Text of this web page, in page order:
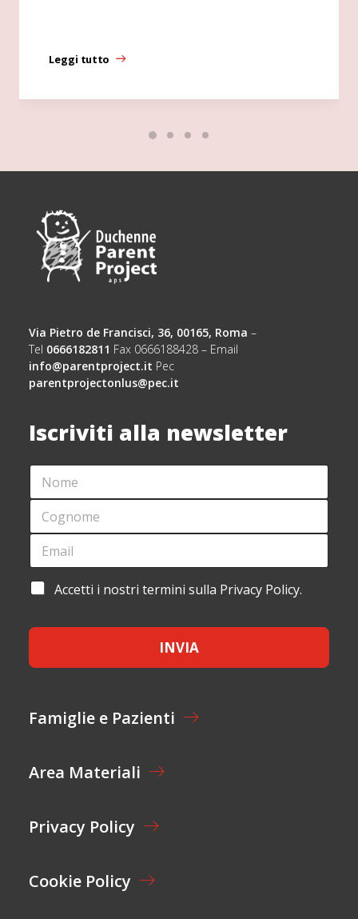
Leggi tutto
Via Pietro de Francisci, 36, 00165, Roma –
Tel 0666182811 Fax 0666188428 – Email
info@parentproject.it Pec
parentprojectonlus@pec.it
Iscriviti alla newsletter
N
M
*
C
G
O
E
*
A
Y
O
T
A
E
A
I
L
A
E
T
O
*
Accetti i nostri termini sulla Privacy Policy.
INVIA
Famiglie e Pazienti
Area Materiali
Privacy Policy
Cookie Policy